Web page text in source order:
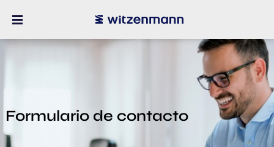
Formulario de contacto